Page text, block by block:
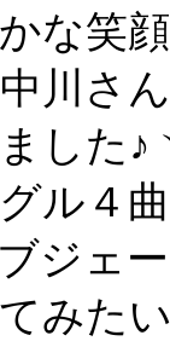
な笑
川さ
した
ル４
ジェ
みた